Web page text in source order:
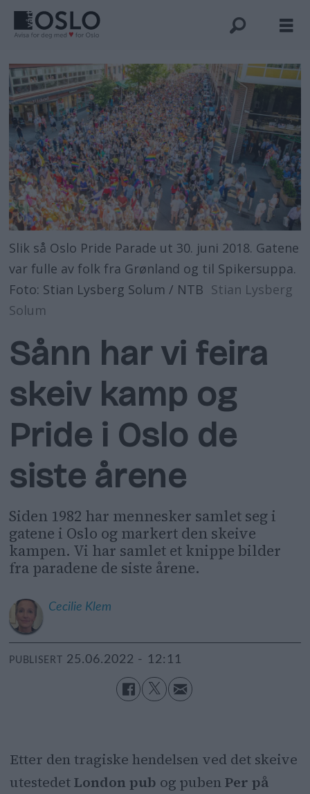
Slik så Oslo Pride Parade ut 30. juni 2018. Gatene
var fulle av folk fra Grønland og til Spikersuppa.
Foto: Stian Lysberg Solum / NTB Stian Lysberg
Solum
Sånn har vi feira
skeiv kamp og
Pride i Oslo de
siste årene
Siden 1982 har mennesker samlet seg i
gatene i Oslo og markert den skeive
kampen. Vi har samlet et knippe bilder
fra paradene de siste årene.
Cecilie Klem
PUBLISERT 25.06.2022 - 12:11
Etter den tragiske hendelsen ved det skeive
utestedetLondon pub og pubenPer på